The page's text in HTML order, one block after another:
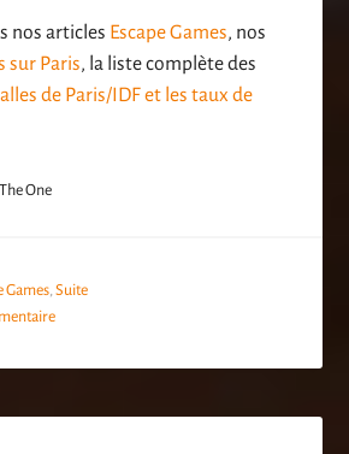
nos articles Escape Games, nos
sur Paris, la liste complète des
de Paris/IDF et les taux de
One
Games,Suite